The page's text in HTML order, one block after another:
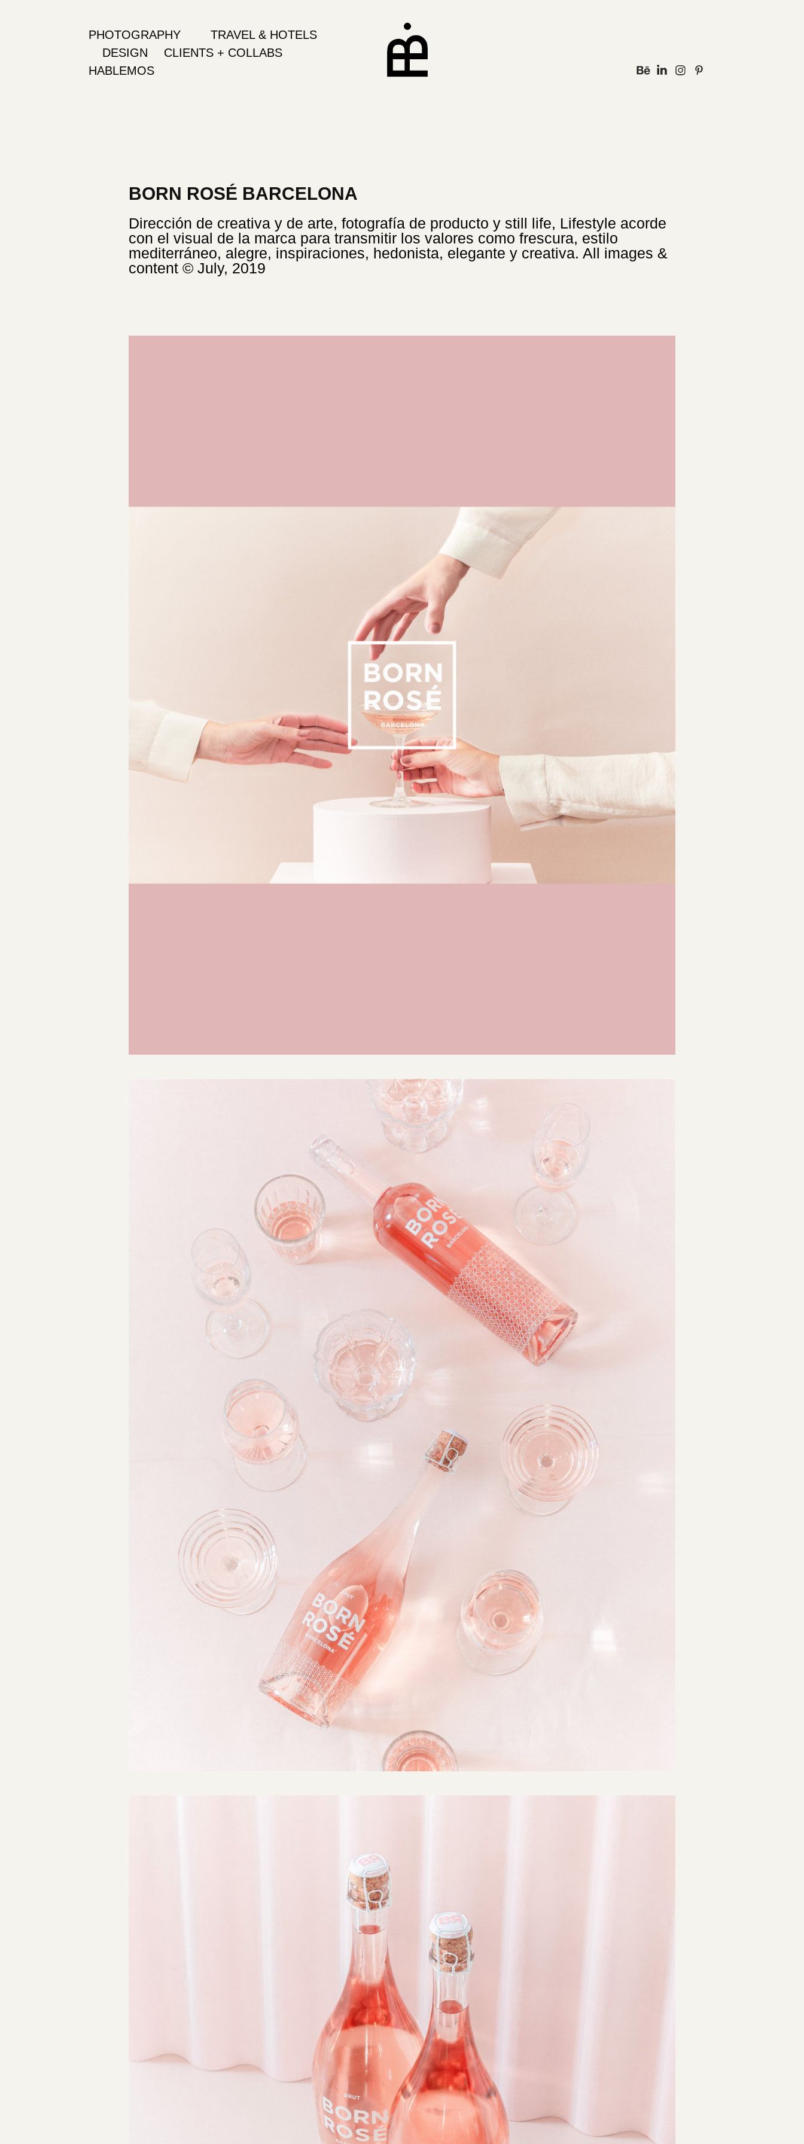
PHOTOGRAPHY
TRAVEL & HOTELS
DESIGN
CLIENTS + COLLABS
HABLEMOS
BORN ROSÉ BARCELONA
Dirección de creativa y de arte, fotografía de producto y still life, Lifestyle acorde
con el visual de la marca para transmitir los valores como frescura, estilo
mediterráneo, alegre, inspiraciones, hedonista, elegante y creativa. All images &
content © July, 2019